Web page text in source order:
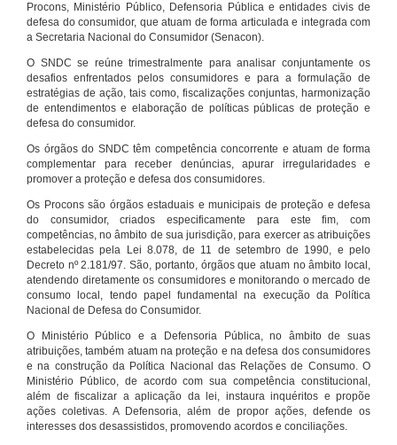
Procons, Ministério Público, Defensoria Pública e entidades civis de
defesa do consumidor, que atuam de forma articulada e integrada com
a Secretaria Nacional do Consumidor (Senacon).
O SNDC se reúne trimestralmente para analisar conjuntamente os
desafios enfrentados pelos consumidores e para a formulação de
estratégias de ação, tais como, fiscalizações conjuntas, harmonização
de entendimentos e elaboração de políticas públicas de proteção e
defesa do consumidor.
Os órgãos do SNDC têm competência concorrente e atuam de forma
complementar para receber denúncias, apurar irregularidades e
promover a proteção e defesa dos consumidores.
Os Procons são órgãos estaduais e municipais de proteção e defesa
do consumidor, criados especificamente para este fim, com
competências, no âmbito de sua jurisdição, para exercer as atribuições
estabelecidas pela Lei 8.078, de 11 de setembro de 1990, e pelo
Decreto nº 2.181/97. São, portanto, órgãos que atuam no âmbito local,
atendendo diretamente os consumidores e monitorando o mercado de
consumo local, tendo papel fundamental na execução da Política
Nacional de Defesa do Consumidor.
O Ministério Público e a Defensoria Pública, no âmbito de suas
atribuições, também atuam na proteção e na defesa dos consumidores
e na construção da Política Nacional das Relações de Consumo. O
Ministério Público, de acordo com sua competência constitucional,
além de fiscalizar a aplicação da lei, instaura inquéritos e propõe
ações coletivas. A Defensoria, além de propor ações, defende os
interesses dos desassistidos, promovendo acordos e conciliações.